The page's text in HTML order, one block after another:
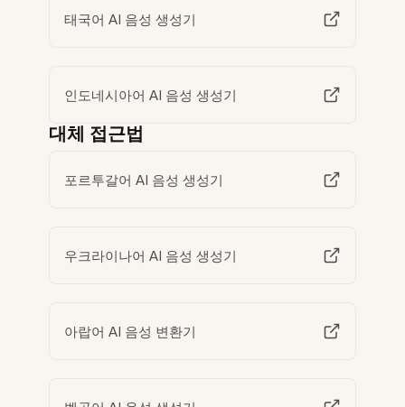
태국어 AI 음성 생성기
인도네시아어 AI 음성 생성기
대체 접근법
포르투갈어 AI 음성 생성기
우크라이나어 AI 음성 생성기
아랍어 AI 음성 변환기